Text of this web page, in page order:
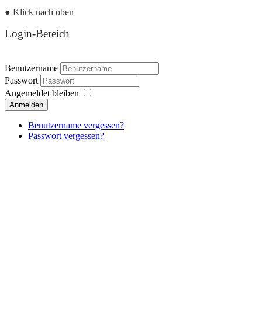
● Klick nach oben
Login-Bereich
Benutzername
Passwort
Angemeldet bleiben
Anmelden
Benutzername vergessen?
Passwort vergessen?